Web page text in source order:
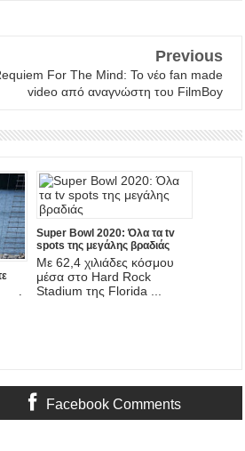
Previous
For The Mind: Το νέο fan made
video από αναγνώστη του FilmBoy
Super Bowl 2020: Όλα τα tv
spots της μεγάλης βραδιάς
Με 62,4 χιλιάδες κόσμου
μέσα στο Hard Rock
Stadium της Florida ...
Facebook Comments